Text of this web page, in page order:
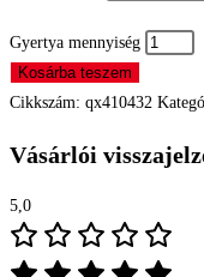
Gyertya mennyiség
Kosárba teszem
Cikkszám: qx410432
Vásárlói
5,0